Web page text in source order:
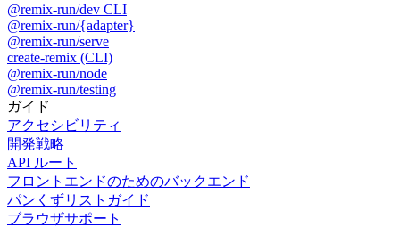
@remix-run/dev CLI
@remix-run/{adapter}
@remix-run/serve
create-remix (CLI)
@remix-run/node
@remix-run/testing
ガイド
アクセシビリティ
開発戦略
API ルート
フロントエンドのためのバックエンド
パンくずリストガイド
ブラウザサポート